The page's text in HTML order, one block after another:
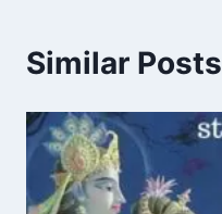
Similar Posts